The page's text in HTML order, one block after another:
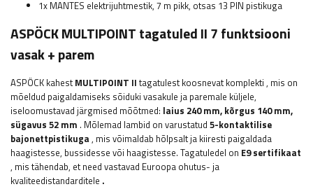
1x MANTES elektrijuhtmestik, 7 m pikk, otsas 13 PIN pistikuga
ASPÖCKMULTIPOINT tagatuled II 7 funktsiooni
vasak + parem
ASPÖCK kahestMULTIPOINT II tagatulest koosnevat komplekti , mis on
mõeldud paigaldamiseks sõiduki vasakule ja paremale küljele,
iseloomustavad järgmised mõõtmed: laius 240 mm, kõrgus 140 mm,
sügavus 52 mm . Mõlemad lambid on varustatud 5-kontaktilise
bajonettpistikuga, mis võimaldab hõlpsalt ja kiiresti paigaldada
haagistesse, bussidesse või haagistesse. Tagatuledel on E9 sertifikaat
, mis tähendab, et need vastavad Euroopa ohutus- ja
kvaliteedistandarditele .